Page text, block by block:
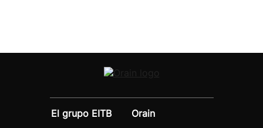
El grupo EITB
Orain